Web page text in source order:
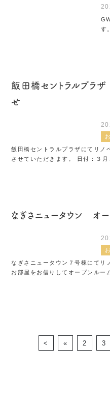
す
飯田橋セントラルプラ
せ
飯田橋セントラルプラザにてリノ
させていただきます。 日付：３
なぎさニュータウン オ
なぎさニュータウン７号棟にてリ
お部屋をお借りしてオープンルー
< « 2 3